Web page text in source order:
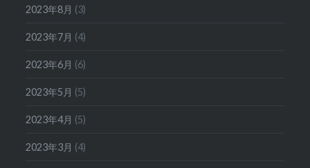
2023年8月 (3)
2023年7月 (4)
2023年6月 (6)
2023年5月 (5)
2023年4月 (5)
2023年3月 (4)